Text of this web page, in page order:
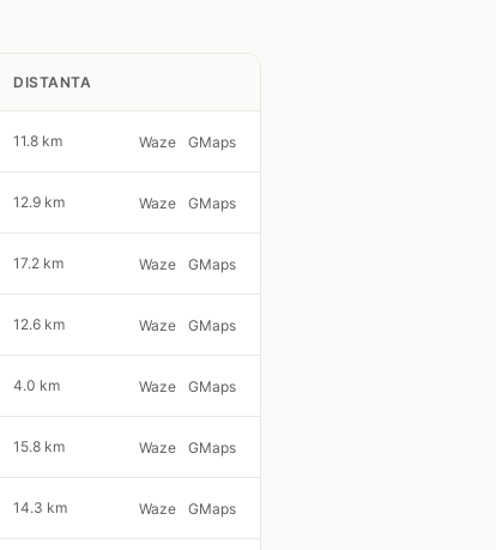
DISTANTA
11.8 km Waze GMaps
12.9 km Waze GMaps
17.2 km Waze GMaps
12.6 km Waze GMaps
4.0 km Waze GMaps
15.8 km Waze GMaps
14.3 km Waze GMaps